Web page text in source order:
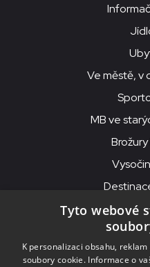
Ve městě, v
MB ve
MKS Beseda, příspěvková
Tyto webové
K personalizaci obsahu,
soubory cookie. Informace o